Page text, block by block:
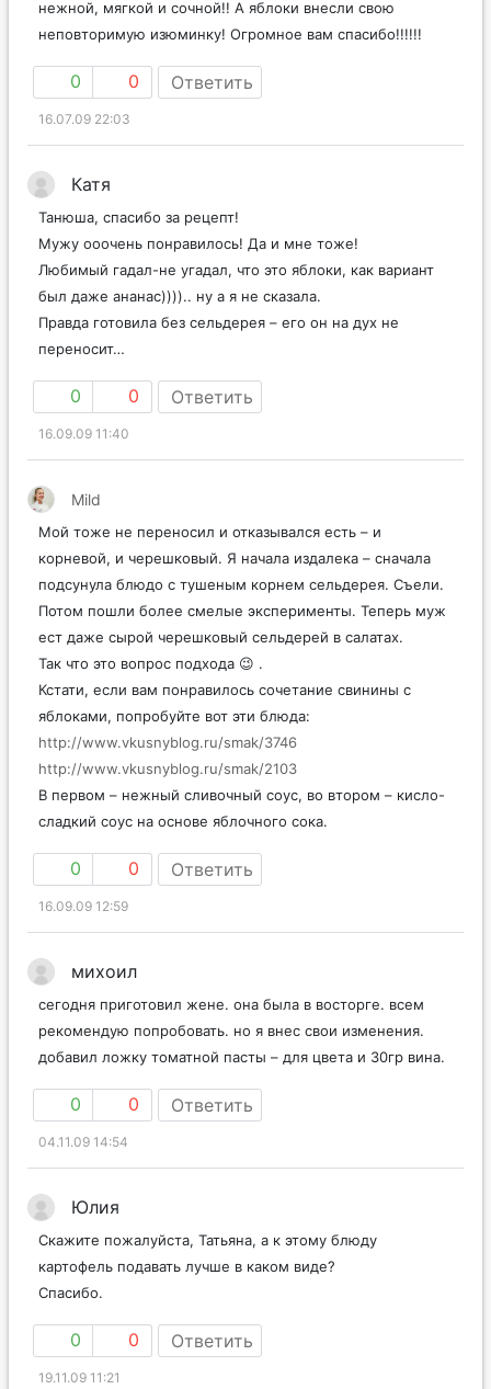
нежной, мягкой и сочной!! А яблоки внесли свою
неповторимую изюминку! Огромное вам спасибо!!!!!!
0 0 Ответить
16.07.09 22:03
Катя
Танюша, спасибо за рецепт!
Мужу ооочень понравилось! Да и мне тоже!
Любимый гадал-не угадал, что это яблоки, как вариант
был даже ананас)))).. ну а я не сказала.
Правда готовила без сельдерея – его он на дух не
переносит…
0 0 Ответить
16.09.09 11:40
Mild
Мой тоже не переносил и отказывался есть – и
корневой, и черешковый. Я начала издалека – сначала
подсунула блюдо с тушеным корнем сельдерея. Съели.
Потом пошли более смелые эксперименты. Теперь муж
ест даже сырой черешковый сельдерей в салатах.
Так что это вопрос подхода 😉 .
Кстати, если вам понравилось сочетание свинины с
яблоками, попробуйте вот эти блюда:
http://www.vkusnyblog.ru/smak/3746
http://www.vkusnyblog.ru/smak/2103
В первом – нежный сливочный соус, во втором – кисло-
сладкий соус на основе яблочного сока.
0 0 Ответить
16.09.09 12:59
михоил
сегодня приготовил жене. она была в восторге. всем
рекомендую попробовать. но я внес свои изменения.
добавил ложку томатной пасты – для цвета и 30гр вина.
0 0 Ответить
04.11.09 14:54
Юлия
Cкажите пожалуйста, Татьяна, а к этому блюду
картофель подавать лучше в каком виде?
Спасибо.
0 0 Ответить
19.11.09 11:21